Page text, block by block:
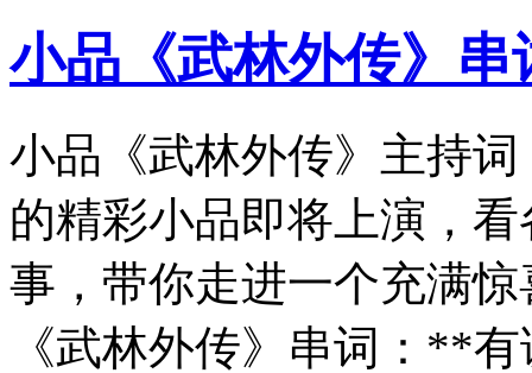
小品《武林外传》串
小品《武林外传》主持
的精彩小品即将上演，
事，带你走进一个充满
《武林外传》串词：**